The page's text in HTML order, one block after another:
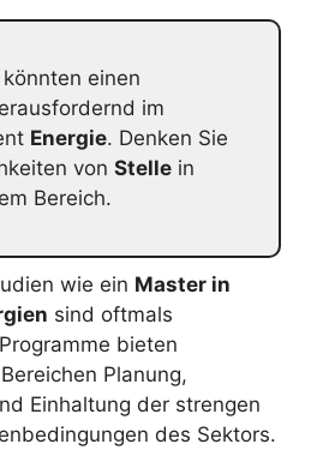
einen
im
Energie. Denken Sie
von Stelle in
Bereich.
wie ein Master in
sind oftmals
bieten
Planung,
Einhaltung der strengen
des Sektors.